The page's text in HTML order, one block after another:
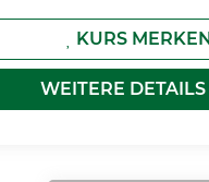
KURS
WEITERE DETAILS